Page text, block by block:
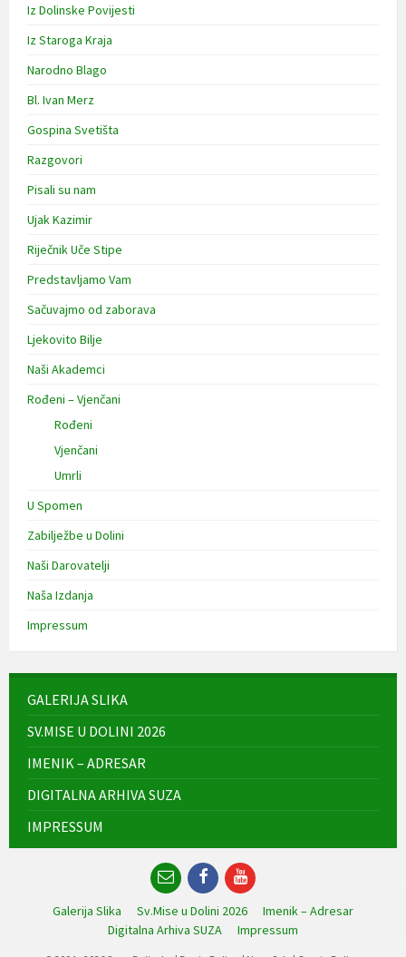
Iz Dolinske Povijesti
Iz Staroga Kraja
Narodno Blago
Bl. Ivan Merz
Gospina Svetišta
Razgovori
Pisali su nam
Ujak Kazimir
Riječnik Uče Stipe
Predstavljamo Vam
Sačuvajmo od zaborava
Ljekovito Bilje
Naši Akademci
Rođeni – Vjenčani
Rođeni
Vjenčani
Umrli
U Spomen
Zabilježbe u Dolini
Naši Darovatelji
Naša Izdanja
Impressum
GALERIJA SLIKA
SV.MISE U DOLINI 2026
IMENIK – ADRESAR
DIGITALNA ARHIVA SUZA
IMPRESSUM
EmailFacebookYouTube
Galerija Slika Sv.Mise u Dolini 2026
Imenik – Adresar
Digitalna Arhiva SUZA
Impressum